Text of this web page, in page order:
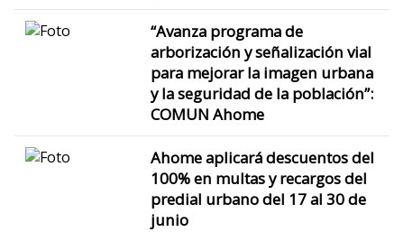
“Avanza programa de
arborización y señalización vial
para mejorar la imagen urbana
y la seguridad de la población”:
COMUN Ahome
Ahome aplicará descuentos del
100% en multas y recargos del
predial urbano del 17 al 30 de
junio